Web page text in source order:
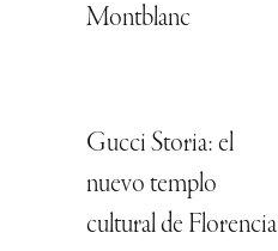
Montblanc
Gucci Storia: el
nuevo templo
cultural de Florencia